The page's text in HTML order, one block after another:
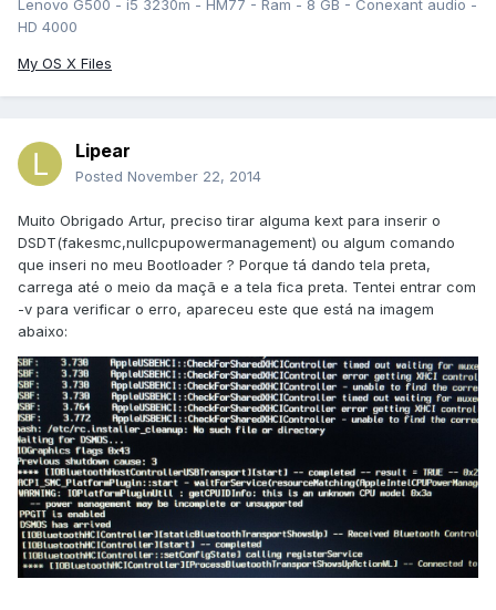
Lenovo G500 - i5 3230m - HM77 - Ram - 8 GB - Conexant audio -
HD 4000
My OS X Files
Lipear
Posted November 22, 2014
Muito Obrigado Artur, preciso tirar alguma kext para inserir o
DSDT(fakesmc,nullcpupowermanagement) ou algum comando
que inseri no meu Bootloader ? Porque tá dando tela preta,
carrega até o meio da maçã e a tela fica preta. Tentei entrar com
-v para verificar o erro, apareceu este que está na imagem
abaixo: